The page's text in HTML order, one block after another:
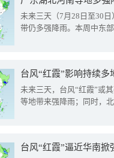
未来三天（7月28日至30
带仍多强降雨。本周中东
台风“红霞”影响持续
未来三天，台风“红霞”或
等地带来强降雨；同时，
台风“红霞”逼近华南